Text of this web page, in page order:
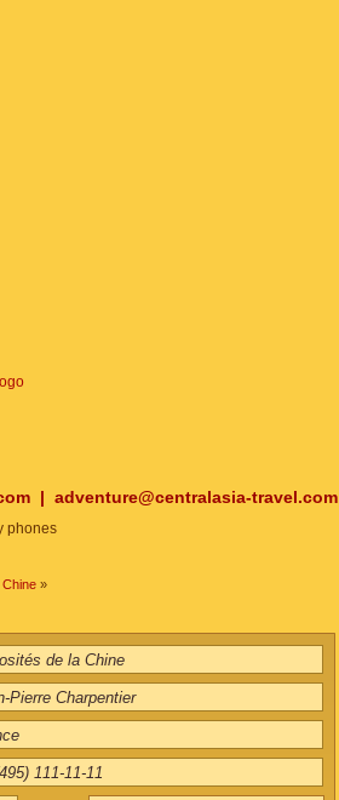
| adventure@centralasia-travel.com
»